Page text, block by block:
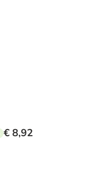
€ 8,92